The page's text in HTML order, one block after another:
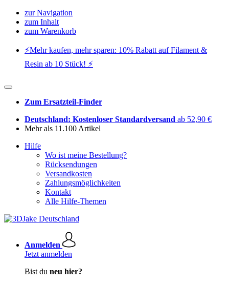
zur Navigation
zum Inhalt
zum Warenkorb
⚡️Mehr kaufen, mehr sparen: 10% Rabatt auf Filament &
Resin ab 10 Stück! ⚡️
Zum Ersatzteil-Finder
Deutschland: Kostenloser Standardversand ab 52,90 €
Mehr als 11.100 Artikel
Hilfe
Wo ist meine Bestellung?
Rücksendungen
Versandkosten
Zahlungsmöglichkeiten
Kontakt
Alle Hilfe-Themen
Anmelden
Jetzt anmelden
Bist du neu hier?